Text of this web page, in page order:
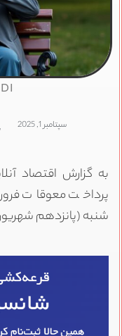
سپتامبر 1, 2025
به گزارش اقتصاد
پرداخت معوقات
شنبه (پانزدهم